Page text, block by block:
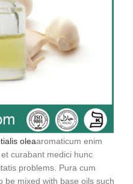
oleaaromaticum enim
curabant medici hunc
problems. Pura cum
be mixed with base oils such